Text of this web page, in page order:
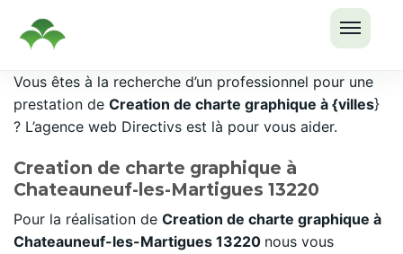
LE
Passer
au
contenu
Vous êtes à la recherche d’un professionnel pour une
prestation de Creation de charte graphique à {villes}
? L’agence web Directivs est là pour vous aider.
Creation de charte graphique à
Chateauneuf-les-Martigues 13220
Pour la réalisation de Creation de charte graphique à
Chateauneuf-les-Martigues 13220 nous vous